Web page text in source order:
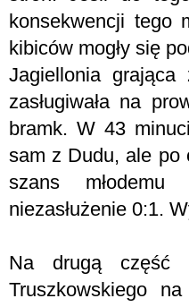
konsekwencji tego
kibiców mogły się
Jagiellonia
zasługiwała na
bramk. W 43
sam z Dudu, ale po
szans młodemu
niezasłużenie 0:1.
Na drugą część
Truszkowskiego